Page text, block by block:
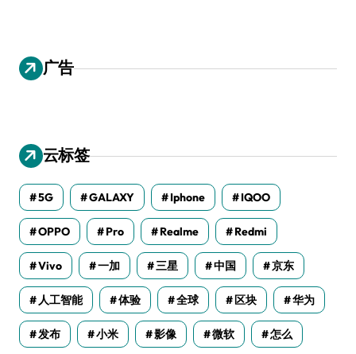
广告
云标签
5G GALAXY Iphone IQOO
OPPO Pro Realme Redmi
Vivo 一加 三星 中国 京东
人工智能 体验 全球 区块 华为
发布 小米 影像 微软 怎么